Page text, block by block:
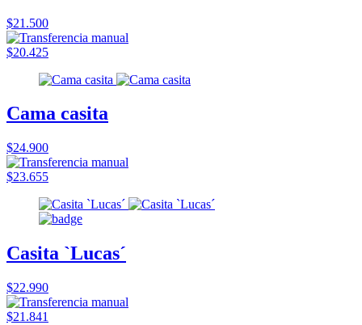
$21.500
$20.425
Cama casita
$24.900
$23.655
Casita `Lucas´
$22.990
$21.841